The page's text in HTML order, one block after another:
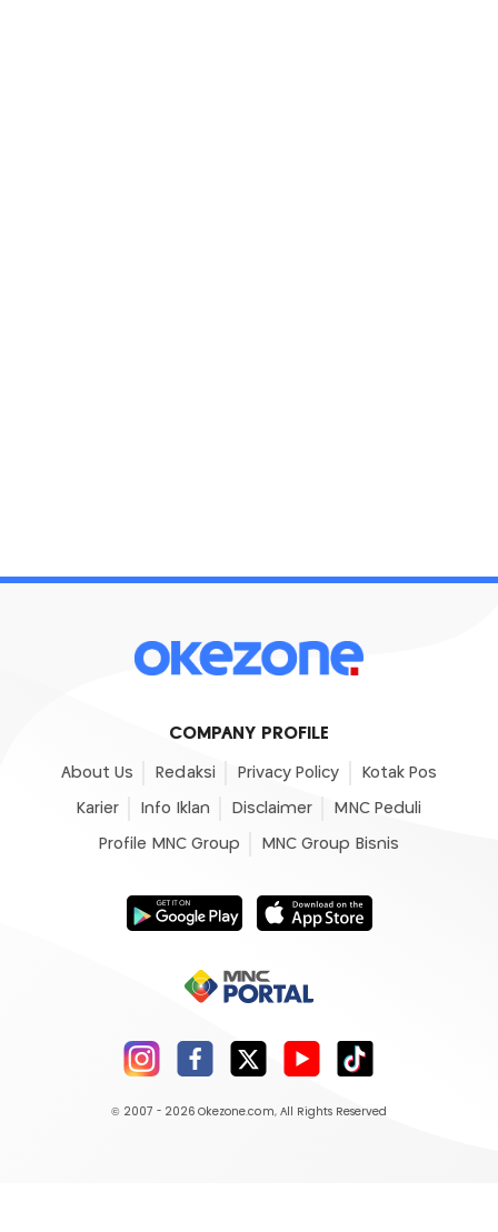
COMPANY PROFILE
About Us Redaksi Privacy Policy Kotak Pos
Karier Info Iklan Disclaimer MNC Peduli
Profile MNC Group MNC Group Bisnis
© 2007 - 2026 Okezone.com, All Rights Reserved